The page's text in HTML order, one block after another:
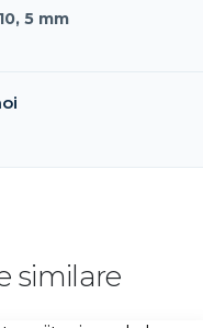
10, 5 mm
similare